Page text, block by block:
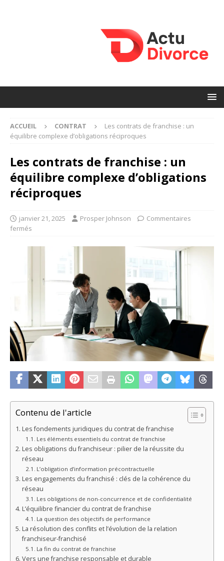
ACCUEIL CONTRAT
Les contrats de franchise : un
équilibre complexe d’obligations réciproques
Les contrats de franchise : un
équilibre complexe d’obligations
réciproques
janvier 21, 2025 Prosper Johnson
Commentaires
fermés
Contenu de l'article
Les fondements juridiques du contrat de franchise
Les éléments essentiels du contrat de franchise
Les obligations du franchiseur : pilier de la réussite du
réseau
L’obligation d’information précontractuelle
Les engagements du franchisé : clés de la cohérence du
réseau
Les obligations de non-concurrence et de confidentialité
L’équilibre financier du contrat de franchise
La question des objectifs de performance
La résolution des conflits et l’évolution de la relation
franchiseur-franchisé
La fin du contrat de franchise
Vers une franchise responsable et durable